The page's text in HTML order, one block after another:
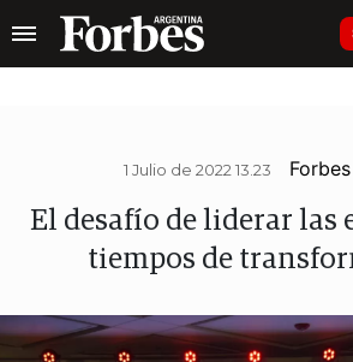
1 Julio de 2022 13.23
El desafío de liderar las
tiempos de